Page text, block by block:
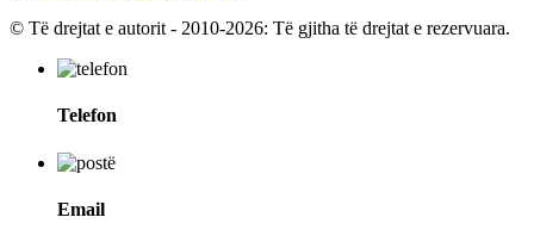
© Të drejtat e autorit - 2010-2026: Të gjitha të drejtat e rezervuara.
Telefon
Email